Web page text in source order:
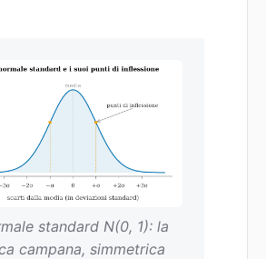
standard N(0, 1): la
campana, simmetrica